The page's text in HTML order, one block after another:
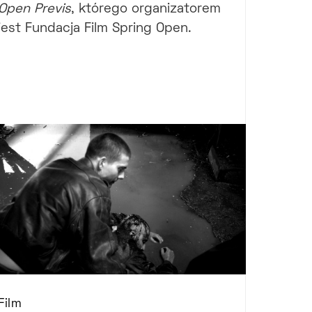
Previs, którego organizatorem
Fundacja Film Spring Open.